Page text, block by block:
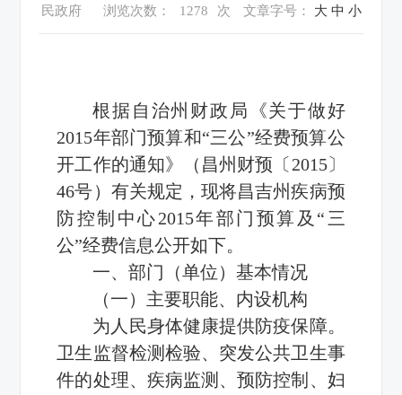
民政府
浏览次数： 1278 次 文章字号： 大 中 小
根据自治州财政局《关于做好
2015年部门预算和“三公”经费预算公
开工作的通知》（昌州财预〔2015〕
46号）有关规定，现将昌吉州疾病预
防控制中心2015年部门预算及 “三
公”经费信息公开如下。
一、部门（单位）基本情况
（一）主要职能、内设机构
为人民身体健康提供防疫保障。
卫生监督检测检验、突发公共卫生事
件的处理、疾病监测、预防控制、妇